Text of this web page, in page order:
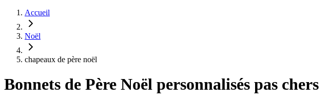
Accueil
Noël
chapeaux de père noël
Bonnets de Père Noël personnalisés pas chers